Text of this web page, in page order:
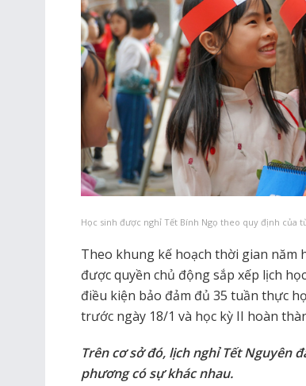
Học sinh được nghỉ Tết Bính Ngọ theo quy định của
Theo khung kế hoạch thời gian năm
được quyền chủ động sắp xếp lịch
điều kiện bảo đảm đủ 35 tuần thực
trước ngày 18/1 và học kỳ II hoàn
Trên cơ sở đó, lịch nghỉ Tết Nguyên
phương có sự khác nhau.